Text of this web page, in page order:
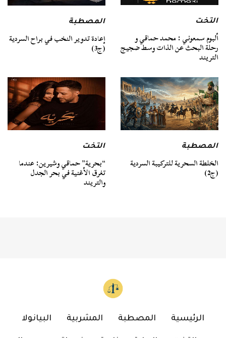
التخت
ألبوم سمعوني : محمد حماقي و
رحلة البحث عن الذات وسط ضجيج
التريند
المصطبة
إعادة تدوير النخب في براح السردية
(ج3)
المصطبة
الخلطة السحرية للتركيبة السردية
(ج2)
التخت
“بحرية” حماقي وشيرين: عندما
تغرق الأغنية في بحر الجدل
والتريند
الرئيسية المصطبة المشربية البيانولا